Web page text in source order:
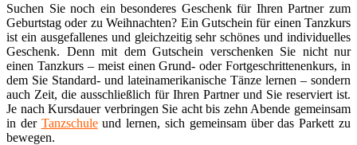
Suchen Sie noch ein besonderes Geschenk für Ihren Partner zum
Geburtstag oder zu Weihnachten? Ein Gutschein für einen Tanzkurs
ist ein ausgefallenes und gleichzeitig sehr schönes und individuelles
Geschenk. Denn mit dem Gutschein verschenken Sie nicht nur
einen Tanzkurs – meist einen Grund- oder Fortgeschrittenenkurs, in
dem Sie Standard- und lateinamerikanische Tänze lernen – sondern
auch Zeit, die ausschließlich für Ihren Partner und Sie reserviert ist.
Je nach Kursdauer verbringen Sie acht bis zehn Abende gemeinsam
in der Tanzschuleund lernen, sich gemeinsam über das Parkett zu
bewegen.